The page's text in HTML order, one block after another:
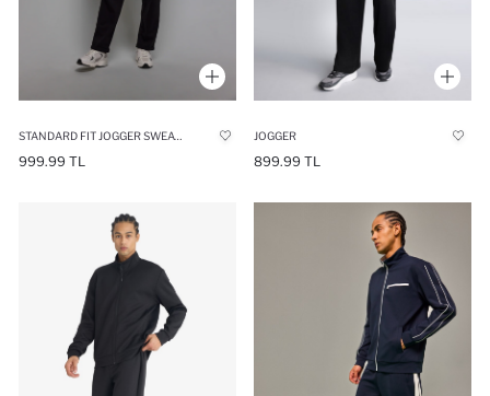
STANDARD FIT JOGGER SWEATPANTS
999.99 TL
JOGGER
899.99 TL